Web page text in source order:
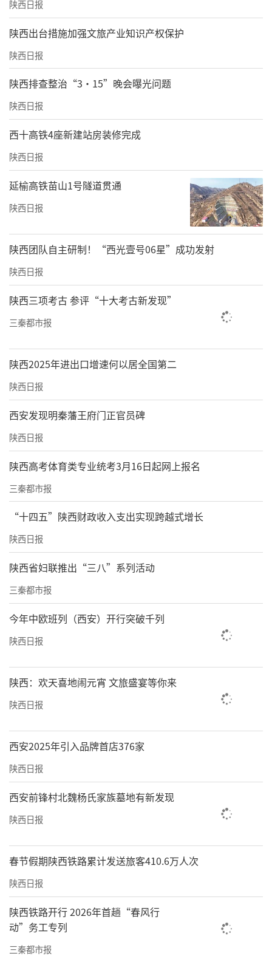
陕西日报
​陕西出台措施加强文旅产业知识产权保护
陕西日报
陕西排查整治“3·15”晚会曝光问题
陕西日报
西十高铁4座新建站房装修完成
陕西日报
延榆高铁苗山1号隧道贯通
陕西日报
陕西团队自主研制！“西光壹号06星”成功发射
陕西日报
陕西三项考古 参评“十大考古新发现”
三秦都市报
陕西2025年进出口增速何以居全国第二
陕西日报
西安发现明秦藩王府门正官员碑
陕西日报
陕西高考体育类专业统考3月16日起网上报名
三秦都市报
“十四五”陕西财政收入支出实现跨越式增长
陕西日报
陕西省妇联推出“三八”系列活动
三秦都市报
今年中欧班列（西安）开行突破千列
陕西日报
陕西：欢天喜地闹元宵 文旅盛宴等你来
陕西日报
西安2025年引入品牌首店376家
陕西日报
西安前锋村北魏杨氏家族墓地有新发现
陕西日报
春节假期陕西铁路累计发送旅客410.6万人次
陕西日报
陕西铁路开行 2026年首趟“春风行
动”务工专列
三秦都市报